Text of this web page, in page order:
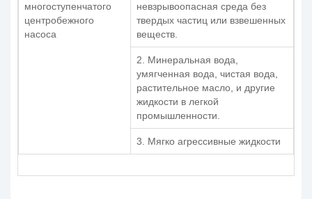
многоступенчатого
центробежного
насоса
невзрывоопасная среда без
твердых частиц или взвешенных
веществ.
2. Минеральная вода,
умягченная вода, чистая вода,
растительное масло, и другие
жидкости в легкой
промышленности.
3. Мягко агрессивные жидкости